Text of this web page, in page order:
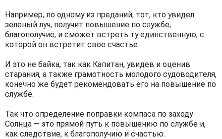
Например, по одному из преданий, тот, кто увидел
зеленый луч, получит повышение по службе,
благополучие, и сможет встреть ту единственную, c
которой он встретит свое счастье.
И это не байка, так как Капитан, увидев и оценив
старания, а также грамотность молодого судоводителя,
конечно же будет рекомендовать его на повышение по
службе.
Так что определение поправки компаса по заходу
Солнца — это прямой путь к повышению по службе и,
как следствие, к благополучию и счастью.